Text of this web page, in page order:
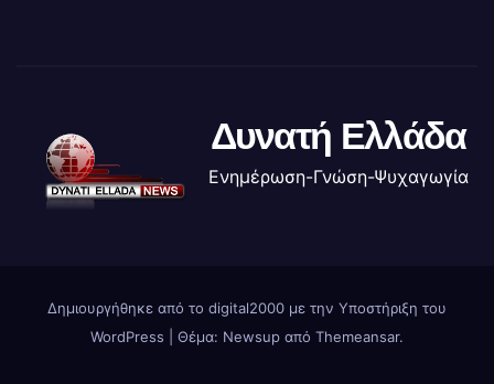
Δυνατή Ελλάδα
Ενημέρωση-Γνώση-Ψυχαγωγία
Δημιουργήθηκε από το digital2000 με την Υποστήριξη του
WordPress
Θέμα: Newsup από Themeansar.